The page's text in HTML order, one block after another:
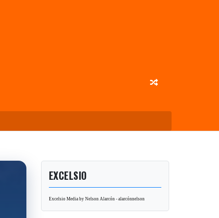
EXCELSIO
Excelsio Media by Nelson Alarcón - alarcónnelson